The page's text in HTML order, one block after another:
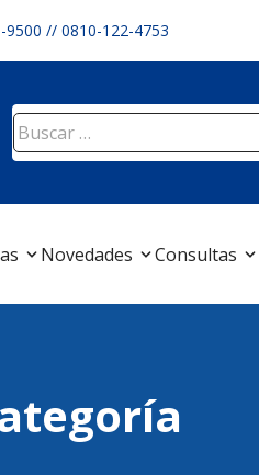
9500 // 0810-122-4753
Buscar:
Novedades Consultas